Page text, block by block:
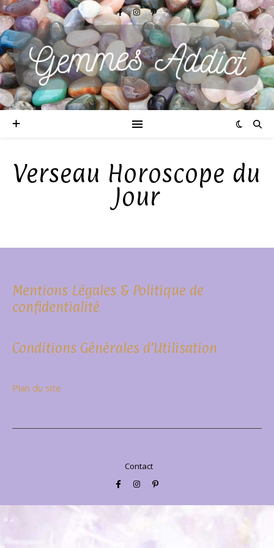
Verseau Horoscope du
Jour
Mentions Légales & Politique de
confidentialité
Conditions Générales d’Utilisation
Plan du site
Contact